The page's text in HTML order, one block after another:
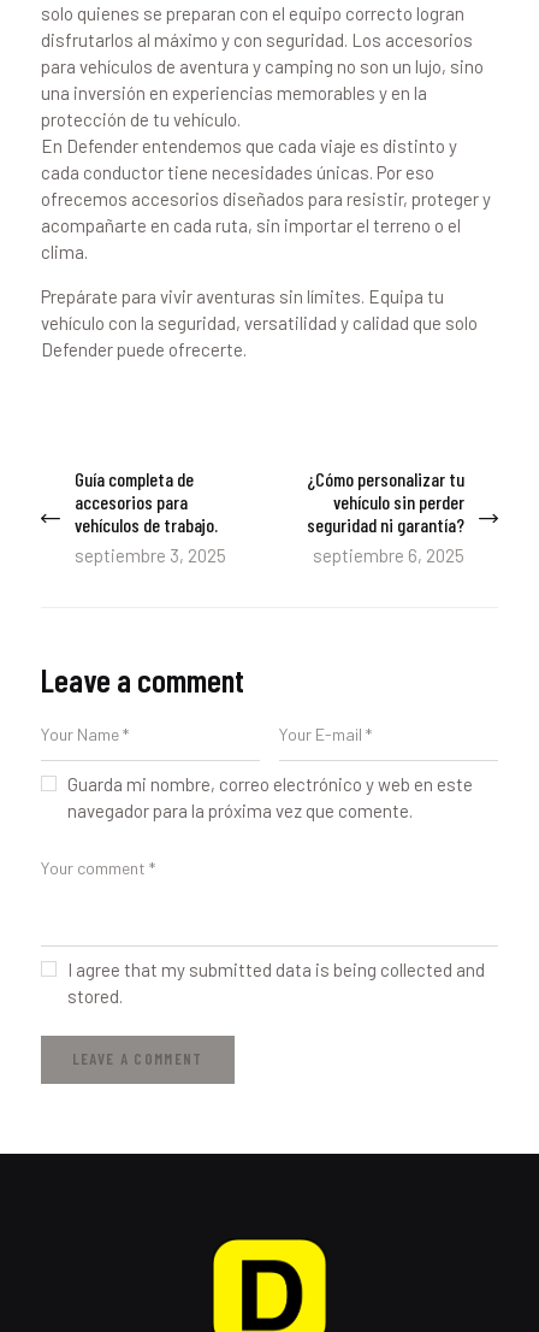
solo quienes se preparan con el equipo correcto logran
disfrutarlos al máximo y con seguridad. Los accesorios
para vehículos de aventura y camping no son un lujo, sino
una inversión en experiencias memorables y en la
protección de tu vehículo.
En Defender entendemos que cada viaje es distinto y
cada conductor tiene necesidades únicas. Por eso
ofrecemos accesorios diseñados para resistir, proteger y
acompañarte en cada ruta, sin importar el terreno o el
clima.
Prepárate para vivir aventuras sin límites. Equipa tu
vehículo con la seguridad, versatilidad y calidad que solo
Defender puede ofrecerte.
Navegación
de
entradas
Previous
post:
Guía completa de
accesorios para
vehículos de trabajo.
septiembre 3, 2025
¿Cómo personalizar tu
vehículo sin perder
seguridad ni garantía?
septiembre 6, 2025
Leave a comment
Guarda mi nombre, correo electrónico y web en este
navegador para la próxima vez que comente.
I agree that my submitted data is being collected and
stored.